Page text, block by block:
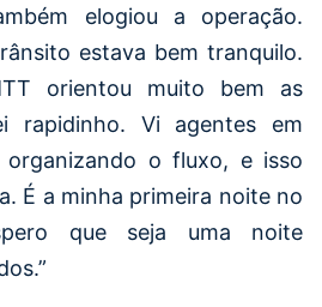
elogiou a operação.
estava bem tranquilo.
orientou muito bem as
rapidinho. Vi agentes em
o fluxo, e isso
É a minha primeira noite no
que seja uma noite